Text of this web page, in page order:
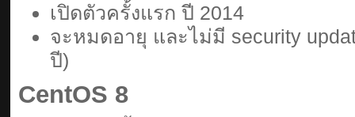
เปิดตัวครั้งแรก ปี 2014
จะหมดอายุ และไม่มี security
ปี)
CentOS 8